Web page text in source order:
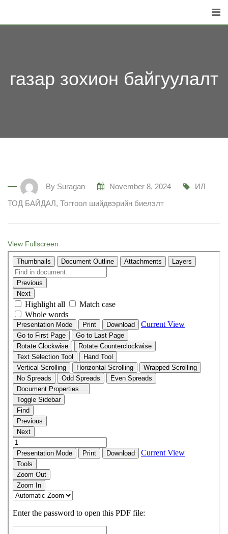
газар зохион байгуулалт
By Suragan November 8, 2024
ИЛ
ТОД БАЙДАЛ, Тогтоол шийдвэрийн биелэлт
View Fullscreen